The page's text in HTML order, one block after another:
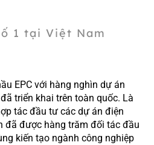
1 tại Việt Nam
EPC với hàng nghìn dự án
triển khai trên toàn quốc. Là
tác đầu tư các dự án điện
đã được hàng trăm đối tác đầu
kiến tạo ngành công nghiệp